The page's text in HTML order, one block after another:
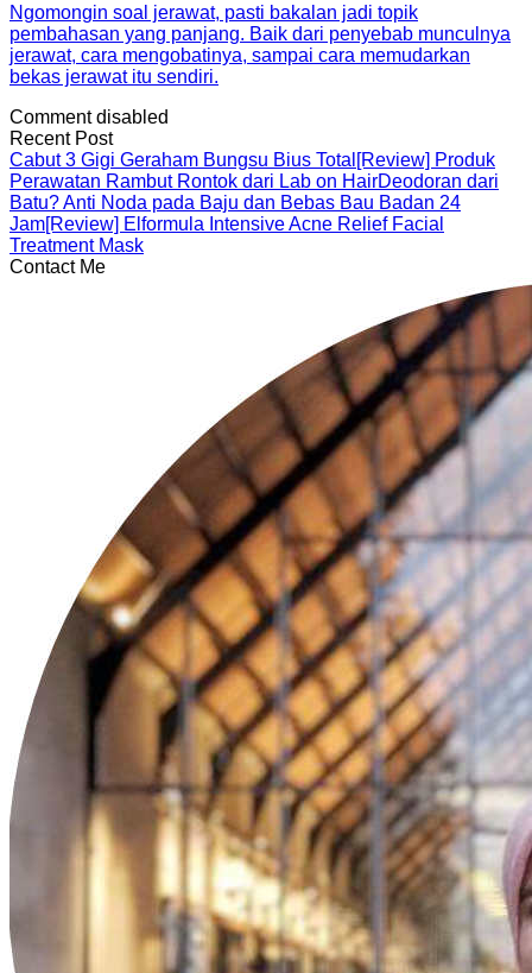
Ngomongin soal jerawat, pasti bakalan jadi topik
pembahasan yang panjang. Baik dari penyebab munculnya
jerawat, cara mengobatinya, sampai cara memudarkan
bekas jerawat itu sendiri.
Comment disabled
Recent Post
Cabut 3 Gigi Geraham Bungsu Bius Total [Review] Produk
Perawatan Rambut Rontok dari Lab on HairDeodoran dari
Batu? Anti Noda pada Baju dan Bebas Bau Badan 24
Jam[Review] Elformula Intensive Acne Relief Facial
Treatment Mask
Contact Me